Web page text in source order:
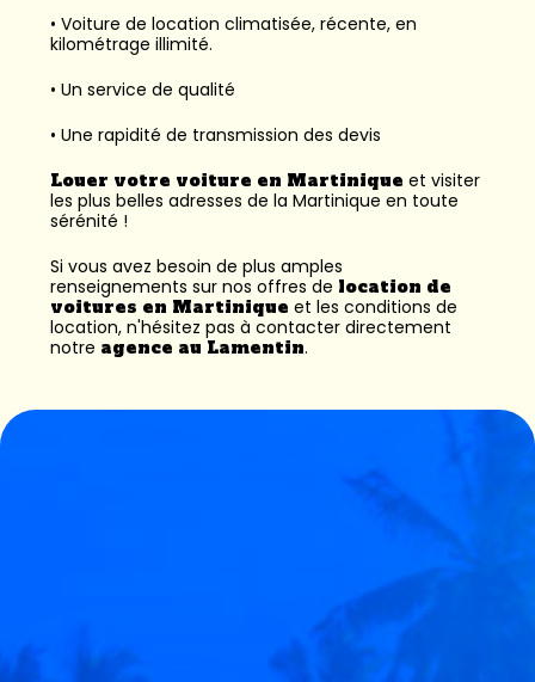
• Voiture de location climatisée, récente, en
kilométrage illimité.
• Un service de qualité
• Une rapidité de transmission des devis
Louer votre voiture en Martinique et visiter
les plus belles adresses de la Martinique en toute
sérénité !
Si vous avez besoin de plus amples
renseignements sur nos offres de location de
voitures en Martinique et les conditions de
location, n'hésitez pas à contacter directement
notre agence au Lamentin.